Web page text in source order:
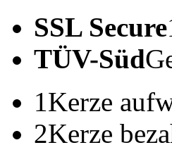
SSL Secure
TÜV-Süd
1Kerze
2Kerze